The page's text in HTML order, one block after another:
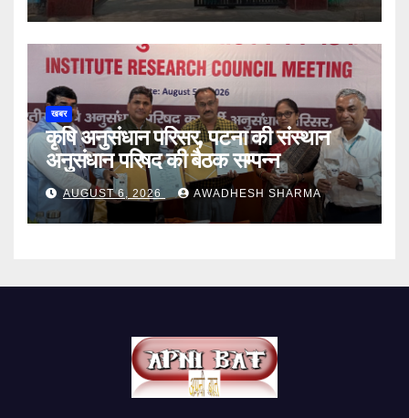
खबर
कृषि अनुसंधान परिसर, पटना की संस्थान
अनुसंधान परिषद की बैठक सम्पन्न
AUGUST 6, 2026 AWADHESH SHARMA